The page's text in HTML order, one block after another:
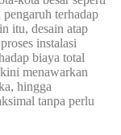
terhadap
itu, desain atap
instalasi
biaya total
menawarkan
hingga
tanpa perlu